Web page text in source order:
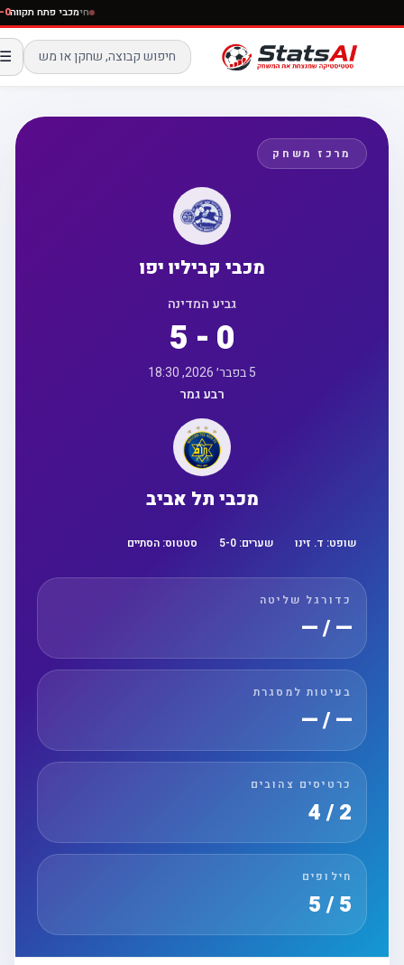
חימכבי פתח
☰
מרכז משחק
מכבי קביליו יפו
גביע המדינה
5 - 0
רבע גמר
מכבי תל אביב
שופט:ד. זינו שערים: 5 -0 סטטוס:הסתיים
כדורגל שליטה
— / —
בעיטות למסגרת
— / —
כרטיסים צהובים
חילופים